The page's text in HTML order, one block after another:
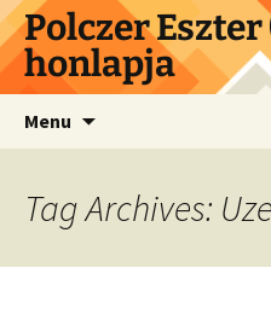
Skip
to
content
Polczer
honlapja
Menu
Tag Archives: